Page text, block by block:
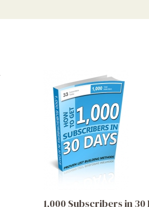
1,000 Subscribers in 30